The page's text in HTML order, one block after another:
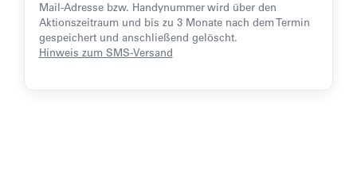
Mail-Adresse bzw. Handynummer wird über den
Aktionszeitraum und bis zu 3 Monate nach dem Termin
gespeichert und anschließend gelöscht.
Hinweis zum SMS-Versand